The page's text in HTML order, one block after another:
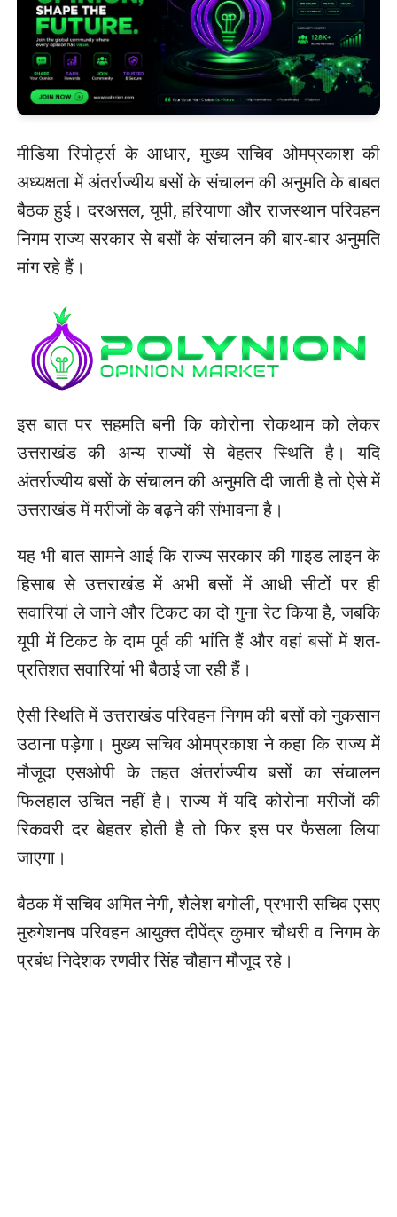
मीडिया रिपोर्ट्स के आधार, मुख्य सचिव ओमप्रकाश की
अध्यक्षता में अंतर्राज्यीय बसों के संचालन की अनुमति के बाबत
बैठक हुई। दरअसल, यूपी, हरियाणा और राजस्थान परिवहन
निगम राज्य सरकार से बसों के संचालन की बार-बार अनुमति
मांग रहे हैं।
इस बात पर सहमति बनी कि कोरोना रोकथाम को लेकर
उत्तराखंड की अन्य राज्यों से बेहतर स्थिति है। यदि
अंतर्राज्यीय बसों के संचालन की अनुमति दी जाती है तो ऐसे में
उत्तराखंड में मरीजों के बढ़ने की संभावना है।
यह भी बात सामने आई कि राज्य सरकार की गाइड लाइन के
हिसाब से उत्तराखंड में अभी बसों में आधी सीटों पर ही
सवारियां ले जाने और टिकट का दो गुना रेट किया है, जबकि
यूपी में टिकट के दाम पूर्व की भांति हैं और वहां बसों में शत-
प्रतिशत सवारियां भी बैठाई जा रही हैं।
ऐसी स्थिति में उत्तराखंड परिवहन निगम की बसों को नुकसान
उठाना पड़ेगा। मुख्य सचिव ओमप्रकाश ने कहा कि राज्य में
मौजूदा एसओपी के तहत अंतर्राज्यीय बसों का संचालन
फिलहाल उचित नहीं है। राज्य में यदि कोरोना मरीजों की
रिकवरी दर बेहतर होती है तो फिर इस पर फैसला लिया
जाएगा।
बैठक में सचिव अमित नेगी, शैलेश बगोली, प्रभारी सचिव एसए
मुरुगेशनष परिवहन आयुक्त दीपेंद्र कुमार चौधरी व निगम के
प्रबंध निदेशक रणवीर सिंह चौहान मौजूद रहे।